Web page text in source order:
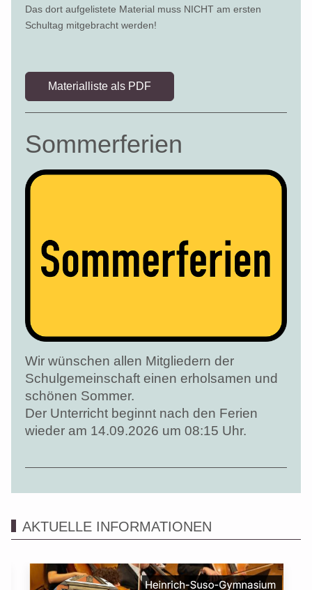
Das dort aufgelistete Material muss NICHT am ersten
Schultag mitgebracht werden!
Materialliste als PDF
Sommerferien
Wir wünschen allen Mitgliedern der
Schulgemeinschaft einen erholsamen und
schönen Sommer.
Der Unterricht beginnt nach den Ferien
wieder am 14.09.2026 um 08:15 Uhr.
AKTUELLE INFORMATIONEN